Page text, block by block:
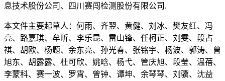
息技术股份公司、四川赛闯检测股份有限公司.
本文件主要起草人：何雨、齐翌、黄健、刘冰、樊友红、冯
亮、路嘉琪、牟昕、李乐昆、雷山锋、任柯正、刘雯、段占
祺、胡欧、杨题、余东亮、孙光春、张铭宇、杨波、郭涛、曾
旭东、胡露露、杜可欣、姚晗、杨弋、管庆旭、段莹、温蓓、
李蒙科、赛一波、罗霄、曾钟、谭坤、余琴琴、刘骥、沈益